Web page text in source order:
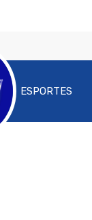
ESPORTES